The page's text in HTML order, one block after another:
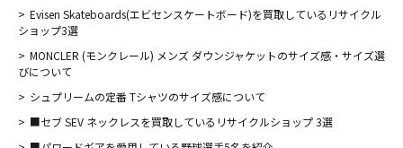
Evisen Skateboards(エビセンスケートボード)を買取しているリサイクル
ショップ3選
MONCLER (モンクレール) メンズ ダウンジャケットのサイズ感・サイズ選
びについて
シュプリームの定番 Tシャツのサイズ感について
■セブ SEV ネックレスを買取しているリサイクルショップ 3選